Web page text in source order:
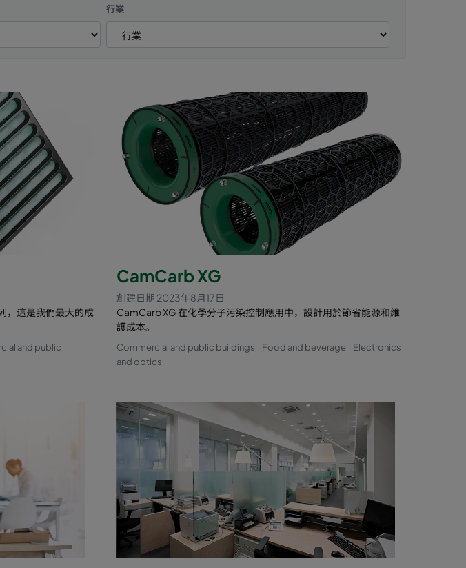
行業
，這是我們最大的成
and public
CamCarb XG
創建日期 2023年8月17日
CamCarb XG 在化學分子污染控制應用中，設計用於節省能源和維
護成本。
Commercial and public buildings Food and beverage
Electronics
and optics